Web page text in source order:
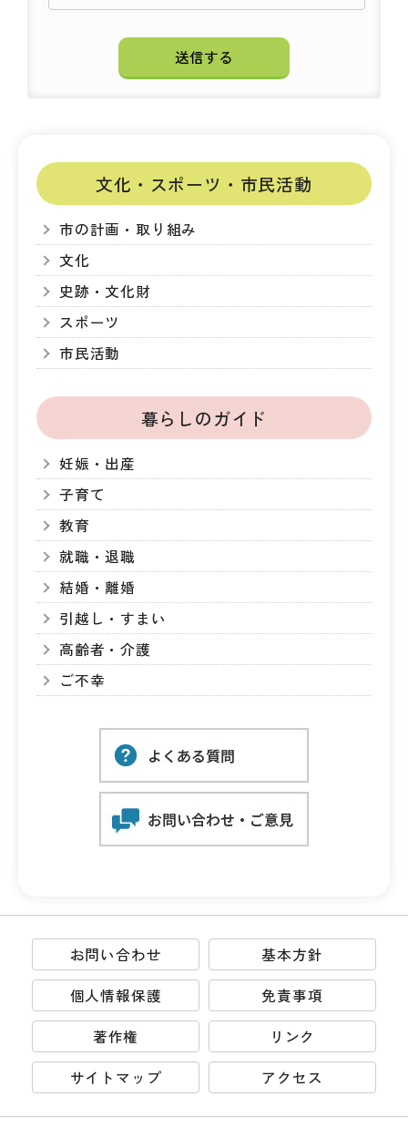
文化・スポーツ・市民活動
市の計画・取り組み
文化
史跡・文化財
スポーツ
市民活動
暮らしのガイド
妊娠・出産
子育て
教育
就職・退職
結婚・離婚
引越し・すまい
高齢者・介護
ご不幸
お問い合わせ
基本方針
個人情報保護
免責事項
著作権
リンク
サイトマップ
アクセス